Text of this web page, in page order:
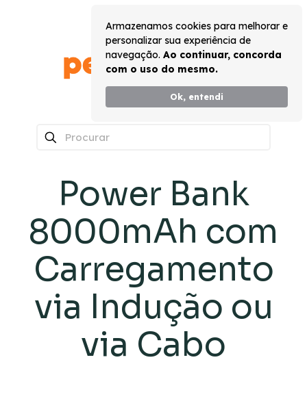
Armazenamos cookies para melhorar e
personalizar sua experiência de
navegação. Ao continuar, concorda
com o uso do mesmo.
Ok, entendi
Power Bank
8000mAh com
Carregamento
via Indução ou
via Cabo